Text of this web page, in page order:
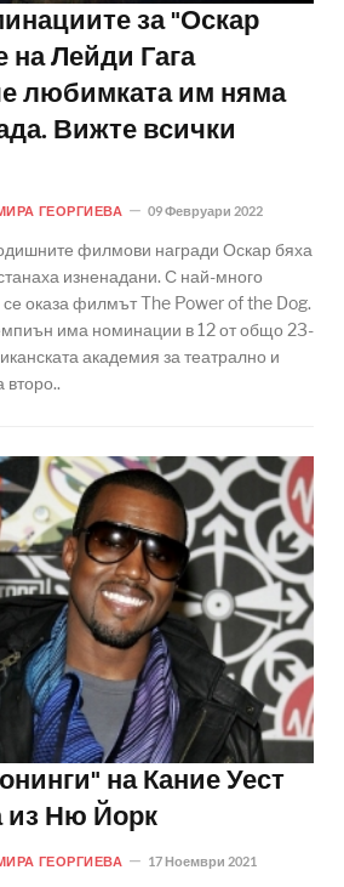
за "Оскар
на Лейди Гага
любимката им няма
Вижте всички
ГЕОРГИЕВА 09 Февруари 2022
филмови награди Оскар бяха
изненадани. С най-много
се оказа филмът The Power of the Dog.
има номинации в 12 от общо 23-
академия за театрално и
второ..
на Кание Уест
из Ню Йорк
ГЕОРГИЕВА 17 Ноември 2021